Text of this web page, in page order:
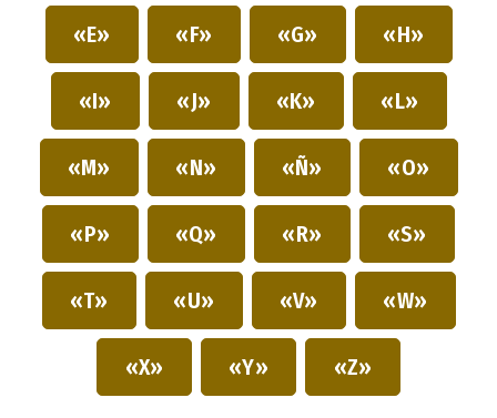
«E» «F» «G» «H»
«I» «J» «K» «L»
«M» «N» «Ñ» «O»
«P» «Q» «R» «S»
«T» «U» «V» «W»
«X» «Y» «Z»